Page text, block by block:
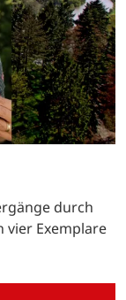
durch
vier Exemplare